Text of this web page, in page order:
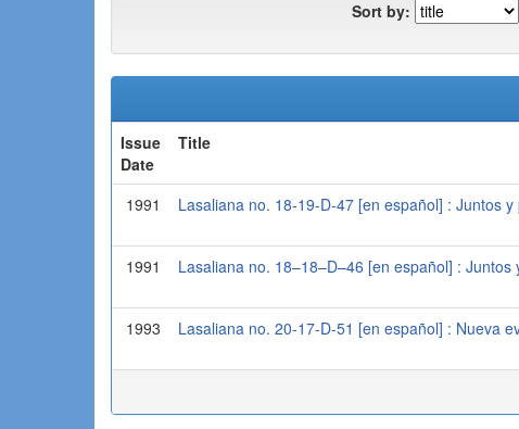
Sort by:
Issue
Date
Title
1991 Lasaliana no. 18-19-D-47 [en español] : Juntos
1991
Lasaliana no. 18–18–D–46 [en español] : Juntos
1993
Lasaliana no. 20-17-D-51 [en español] : Nueva